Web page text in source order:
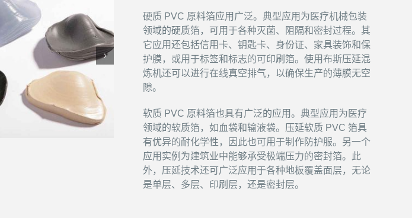
硬质 PVC 原料箔应用广泛。典型应用为医疗机械包装
领域的硬质箔，可用于各种灭菌、阻隔和密封过程。其
它应用还包括信用卡、钥匙卡、身份证、家具装饰和保
护膜，或用于标签和标志的可印刷箔。使用布斯压延混
炼机还可以进行在线真空排气，以确保生产的薄膜无空
隙。
软质 PVC 原料箔也具有广泛的应用。典型应用为医疗
领域的软质箔，如血袋和输液袋。压延软质 PVC 箔具
有优异的耐化学性，因此也可用于制作防护服。另一个
应用实例为建筑业中能够承受极端压力的密封箔。此
外，压延技术还可广泛应用于各种地板覆盖面层，无论
是单层、多层、印刷层，还是密封层。